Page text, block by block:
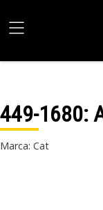
449-1680:
Marca: Cat